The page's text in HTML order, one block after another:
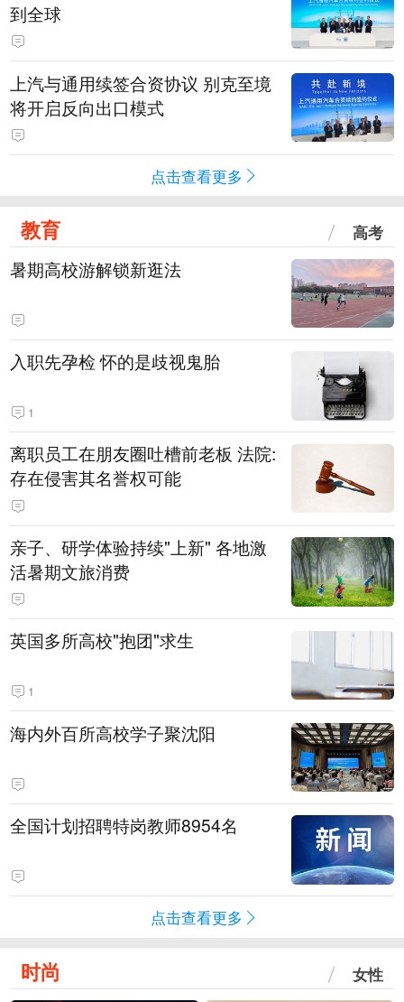
到全球
上汽与通用续签合资协议 别克至境
将开启反向出口模式
点击查看更多
教育 高考
暑期高校游解锁新逛法
入职先孕检 怀的是歧视鬼胎
1
离职员工在朋友圈吐槽前老板 法院:
存在侵害其名誉权可能
亲子、研学体验持续"上新" 各地激
活暑期文旅消费
英国多所高校"抱团"求生
1
海内外百所高校学子聚沈阳
全国计划招聘特岗教师8954名
点击查看更多
时尚 女性